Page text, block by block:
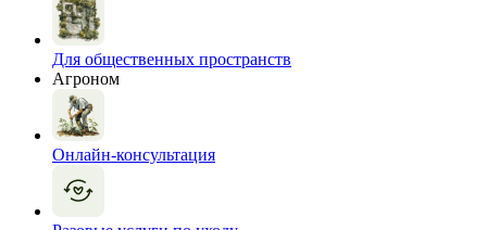
Для общественных пространств
Агроном
Онлайн-консультация